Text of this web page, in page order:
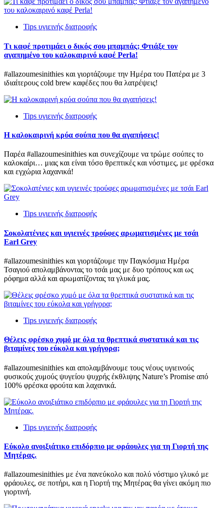
Tips υγιεινής διατροφής
Τι καφέ προτιμάει ο δικός σου μπαμπάς; Φτιάξε τον
αγαπημένο του καλοκαιρινό καφέ Perla!
#allazoumesinithies και γιορτάζουμε την Ημέρα του Πατέρα με 3
ιδιαίτερους cold brew καφέδες που θα λατρέψεις!
Tips υγιεινής διατροφής
Η καλοκαιρινή κρύα σούπα που θα αγαπήσεις!
Παρέα #allazoumesinithies και συνεχίζουμε να τρώμε σούπες το
καλοκαίρι… μιας και είναι τόσο θρεπτικές και νόστιμες, με φρέσκα
και εγχώρια λαχανικά!
Tips υγιεινής διατροφής
Σοκολατένιες και υγιεινές τρούφες αρωματισμένες με τσάι
Earl Grey
#allazoumesinithies και γιορτάζουμε την Παγκόσμια Ημέρα
Τσαγιού απολαμβάνοντας το τσάι μας με δυο τρόπους και ως
ρόφημα αλλά και αρωματίζοντας τα γλυκά μας.
Tips υγιεινής διατροφής
Θέλεις φρέσκο χυμό με όλα τα θρεπτικά συστατικά και τις
βιταμίνες του εύκολα και γρήγορα;
#allazoumesinithies και απολαμβάνουμε τους νέους υγιεινούς
φυσικούς χυμούς ψυγείου ψυχρής έκθλιψης Nature’s Promise από
100% φρέσκα φρούτα και λαχανικά.
Tips υγιεινής διατροφής
Εύκολο ανοιξιάτικο επιδόρπιο με φράουλες για τη Γιορτή της
Μητέρας.
#allazoumesinithies με ένα πανεύκολο και πολύ νόστιμο γλυκό με
φράουλες, σε ποτήρι, και η Γιορτή της Μητέρας θα γίνει ακόμη πιο
γιορτινή.